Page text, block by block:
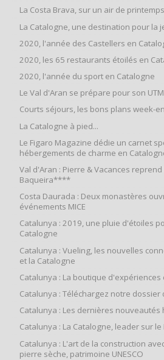
La Costa Brava, sur un air de printemps
La Catalogne, une destination pour la
2020, l'année des Castellers en
2020, les 65 restaurants étoilés en
2020, l'année du sport en Catalogne
Le Val d'Aran se prépare pour son
Courts séjours, les bons plans week-
La Catalogne à pied...
Le Figaro Magazine dédie un carnet
hébergements de charme en
Val d'Aran : Pierre & Vacances
Baqueira****
Costa Daurada : Deux monastères
événements MICE
Catalunya : 2019, une pluie d'étoiles
Catalogne
Catalunya : Vueling, les nouvelles
et la Catalogne
Catalunya : La boutique d'expériences
Catalunya : Téléchargez notre dossier
Catalunya : Les dernières nouveautés
Catalunya : La Catalogne, leader sur le
Catalunya : L'art de la construction
pierre sèche, patrimoine UNESCO